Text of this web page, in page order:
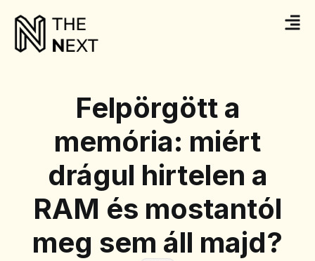
Felpörgött a
memória: miért
drágul hirtelen a
RAM és mostantól
meg sem áll majd?